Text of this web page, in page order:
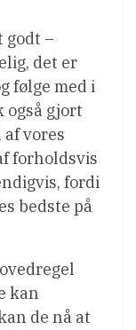
godt –
det er
følge med i
også gjort
vores
forholdsvis
fordi
bedste på
kan
de nå at